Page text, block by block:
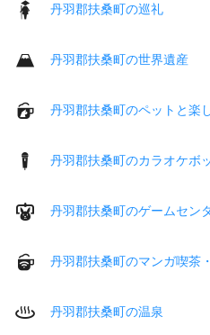
丹羽郡扶桑町の巡礼
丹羽郡扶桑町の世界遺産
丹羽郡扶桑町のペットと楽
丹羽郡扶桑町のカラオケボ
丹羽郡扶桑町のゲームセン
丹羽郡扶桑町のマンガ喫茶
丹羽郡扶桑町の温泉